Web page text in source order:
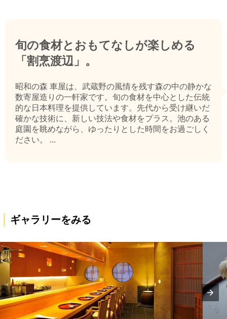
旬の食材とおもてなしが楽しめる
「割烹渡辺」。
昭和の森 車屋は、武蔵野の風情を残す森の中の静かな
数寄屋造りの一軒家です。旬の食材を中心とした伝統
的な日本料理を提供しています。先代から受け継いだ
確かな技術に、新しい技法や食材をプラス。池のある
庭園を眺めながら、ゆったりとした時間をお過ごしく
ださい。 ...
ギャラリーをみる